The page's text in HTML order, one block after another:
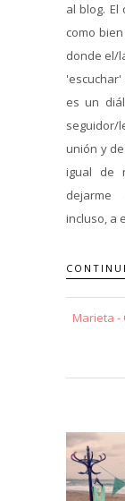
al blog.
como
donde el/
es un
unión y
igual de
dejarme
incluso, a
Marieta -